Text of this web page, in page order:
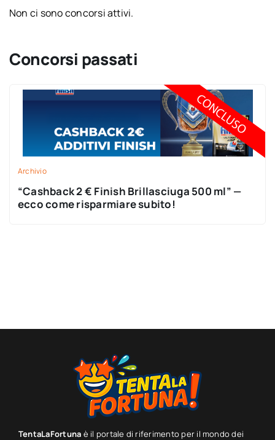
Non ci sono concorsi attivi.
Concorsi passati
Archivio
“Cashback 2 € Finish Brillasciuga 500 ml” —
ecco come risparmiare subito!
TentaLaFortuna è il portale di riferimento per il mondo dei